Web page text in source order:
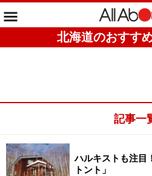
北海道のおすす
記事一
ハルキストも注目
トント」